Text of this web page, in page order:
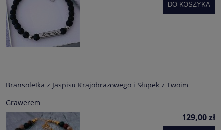
DO KOSZYKA
Bransoletka z Jaspisu Krajobrazowego i Słupek z Twoim
Grawerem
129,00 zł